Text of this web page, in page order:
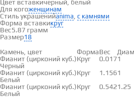
Цвет вставкичерный, белый
Для когоженщинам
Стиль украшенийanima с камнями
Форма вставкикруг
Вес5.87 грамм
Размер18
Вставки
Камень, цвет ФормаВес
Фианит (цирконий куб.)
Черный
Круг 0.0171
Фианит (цирконий куб.)
Белый
Круг 1.1561
Фианит (цирконий куб.)
Белый
Круг 0.5421.25